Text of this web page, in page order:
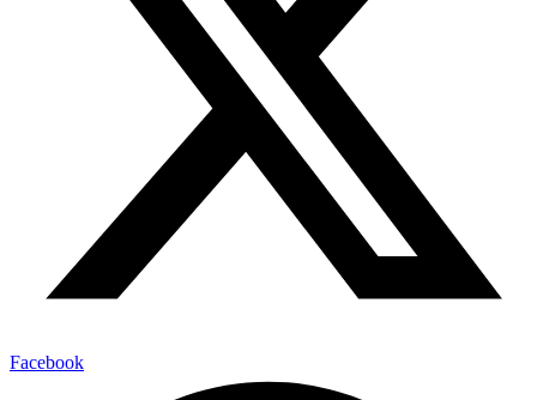
Facebook